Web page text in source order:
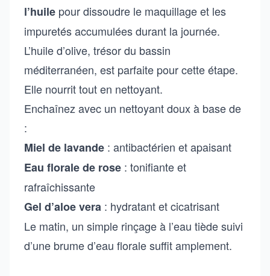
l’huile pour dissoudre le maquillage et les
impuretés accumulées durant la journée.
L’huile d’olive, trésor du bassin
méditerranéen, est parfaite pour cette étape.
Elle nourrit tout en nettoyant.
Enchaînez avec un nettoyant doux à base de
:
Miel de lavande : antibactérien et apaisant
Eau florale de rose : tonifiante et
rafraîchissante
Gel d’aloe vera : hydratant et cicatrisant
Le matin, un simple rinçage à l’eau tiède suivi
d’une brume d’eau florale suffit amplement.